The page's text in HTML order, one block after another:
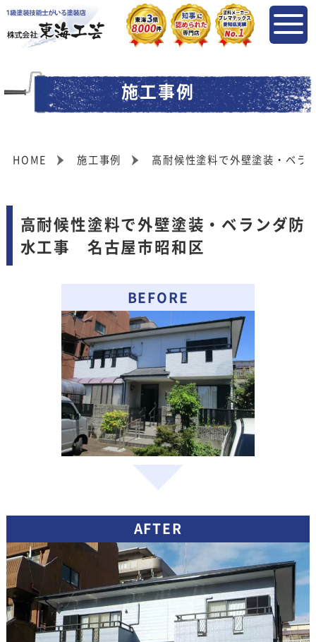
施工事例
HOME 施工事例 高耐候性塗料で外壁塗装・ベ
高耐候性塗料で外壁塗装・ベランダ防
水工事 名古屋市昭和区
BEFORE
AFTER